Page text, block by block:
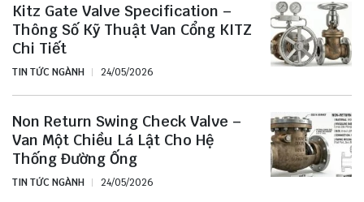
Kitz Gate Valve Specification –
Thông Số Kỹ Thuật Van Cổng KITZ
Chi Tiết
TIN TỨC NGÀNH 24/05/2026
Non Return Swing Check Valve –
Van Một Chiều Lá Lật Cho Hệ
Thống Đường Ống
TIN TỨC NGÀNH 24/05/2026